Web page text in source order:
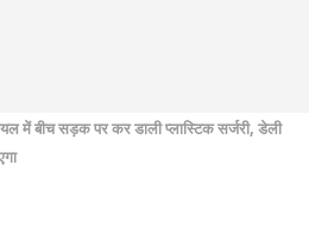
में बीच सड़क पर कर डाली प्लास्टिक सर्जरी, डेली